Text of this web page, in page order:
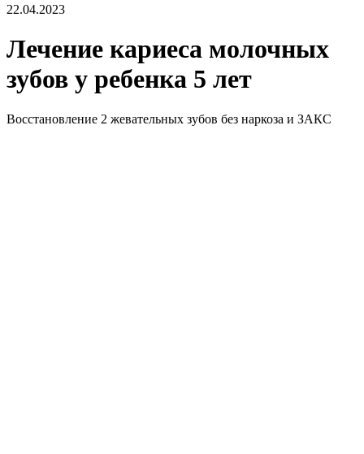
22.04.2023
Лечение кариеса молочных
зубов у ребенка 5 лет
Восстановление 2 жевательных зубов без наркоза и ЗАКС